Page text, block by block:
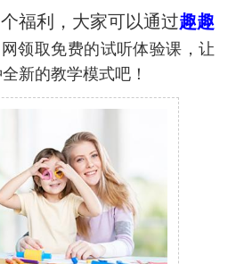
利，大家可以通过趣趣
领取免费的试听体验课，让
新的教学模式吧！